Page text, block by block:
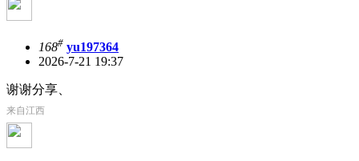
168# yu197364
2026-7-21 19:37
谢谢分享、
来自江西